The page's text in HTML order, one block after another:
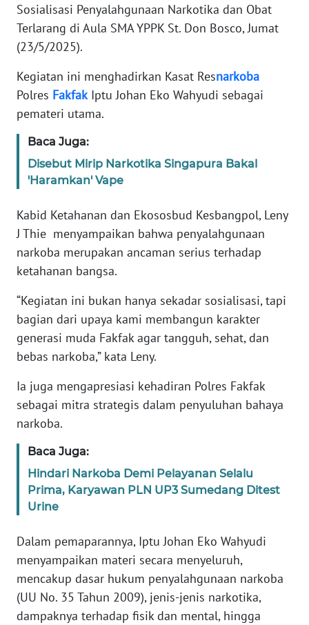
Sosialisasi Penyalahgunaan Narkotika dan Obat
Terlarang di Aula SMA YPPK St. Don Bosco, Jumat
(23/5/2025).
Kegiatan ini menghadirkan Kasat Resnarkoba
Polres FakfakIptu Johan Eko Wahyudi sebagai
pemateri utama.
Baca Juga:
Disebut Mirip Narkotika Singapura Bakal
'Haramkan' Vape
Kabid Ketahanan dan Ekososbud Kesbangpol, Leny
J Thie menyampaikan bahwa penyalahgunaan
narkoba merupakan ancaman serius terhadap
ketahanan bangsa.
“Kegiatan ini bukan hanya sekadar sosialisasi, tapi
bagian dari upaya kami membangun karakter
generasi muda Fakfak agar tangguh, sehat, dan
bebas narkoba,” kata Leny.
Ia juga mengapresiasi kehadiran Polres Fakfak
sebagai mitra strategis dalam penyuluhan bahaya
narkoba.
Baca Juga:
Hindari Narkoba Demi Pelayanan Selalu
Prima, Karyawan PLN UP3 Sumedang Ditest
Urine
Dalam pemaparannya, Iptu Johan Eko Wahyudi
menyampaikan materi secara menyeluruh,
mencakup dasar hukum penyalahgunaan narkoba
(UU No. 35 Tahun 2009), jenis-jenis narkotika,
dampaknya terhadap fisik dan mental, hingga
Wahana
News
Regional
WN
SUMUT
JAKARTA
WN
WN
NTT
KEPRI
WN
PAPUA
PAPUA
WN
RIAU
WN
SERAMBI
WN
JAMBI